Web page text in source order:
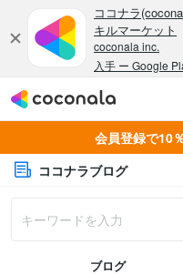
会員登録で10
ココナラブログ
ブログ